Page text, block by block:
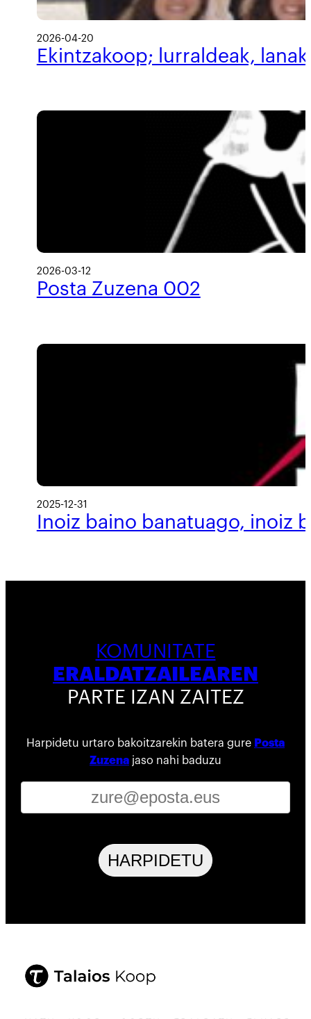
2026-04-20
Ekintzakoop; lurraldeak,
2026-03-12
Posta Zuzena 002
2025-12-31
Inoiz baino banatuago, inoiz
KOMUNITATE
ERALDATZAILEAREN
PARTE IZAN ZAITEZ
Harpidetu urtaro bakoitzarekin batera gure Posta
Zuzena jaso nahi baduzu
HARPIDETU